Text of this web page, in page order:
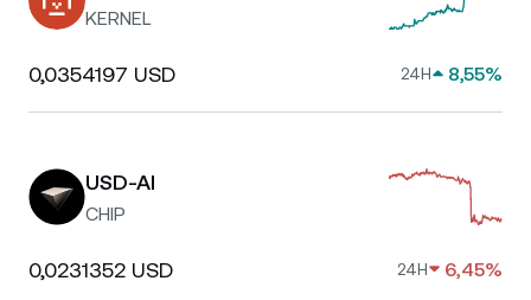
KERNEL
0,0354197 USD 24H 8,55%
USD-AI
CHIP
0,0231352 USD 24H 6,45%